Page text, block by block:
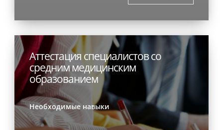
Аттестация специалистов со
средним медицинским
образованием
Необходимые навыки